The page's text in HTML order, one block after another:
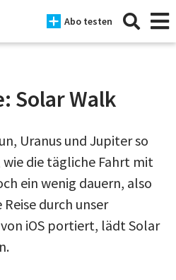
Abo testen
Solar Walk
Uranus und Jupiter so
die tägliche Fahrt mit
ein wenig dauern, also
durch unser
iOS portiert, lädt Solar